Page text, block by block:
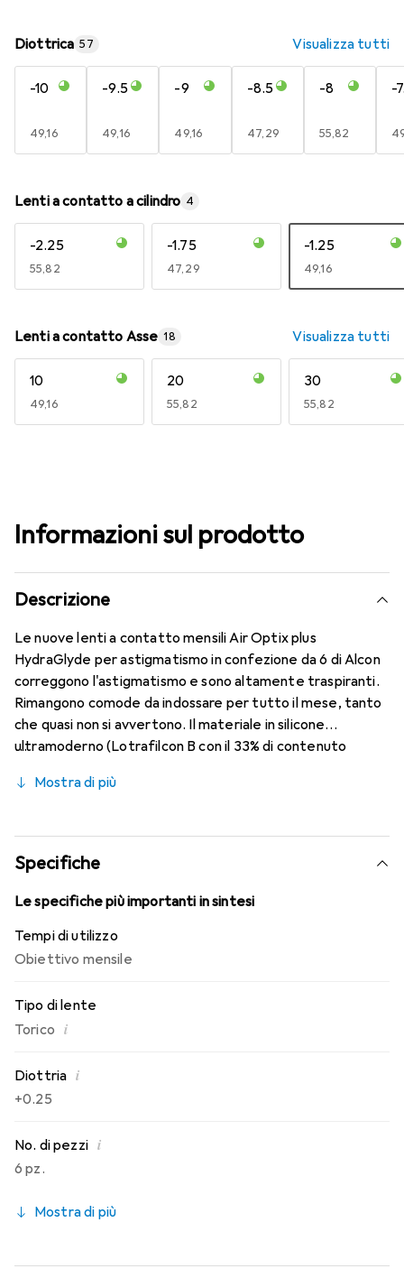
Diottrica 57 Visualizza tutti
-10
EUR
49,16
-9.5
EUR
49,16
-9
EUR
49,16
-8.5
EUR
47,29
-8
EUR
55,82
-
Lenti a contatto a cilindro 4
-2.25
EUR
55,82
-1.75
EUR
47,29
-1.25
EUR
49,16
Lenti a contatto Asse 18 Visualizza tutti
10
EUR
49,16
20
EUR
55,82
30
EUR
55,82
Informazioni sul prodotto
Descrizione
Le nuove lenti a contatto mensili Air Optix plus
HydraGlyde per astigmatismo in confezione da 6 di Alcon
correggono l'astigmatismo e sono altamente traspiranti.
Rimangono comode da indossare per tutto il mese, tanto
che quasi non si avvertono. Il materiale in silicone
ultramoderno (Lotrafilcon B con il 33% di contenuto
Moisture Matrix e la nota tecnologia SmartShield,
conosci. Comfort e assenza di fastidi per tutto il giorno
con queste lenti mensili.
Mostra di più
Specifiche
Le specifiche più importanti in sintesi
Tempi di utilizzo
Obiettivo mensile
Tipo di lente
Torico i
Diottria i
+0.25
No. di pezzi i
6 pz.
Mostra di più